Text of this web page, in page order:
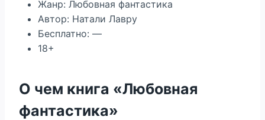
Жанр: Любовная фантастика
Автор: Натали Лавру
Бесплатно: —
18+
О чем книга «Любовная
фантастика»